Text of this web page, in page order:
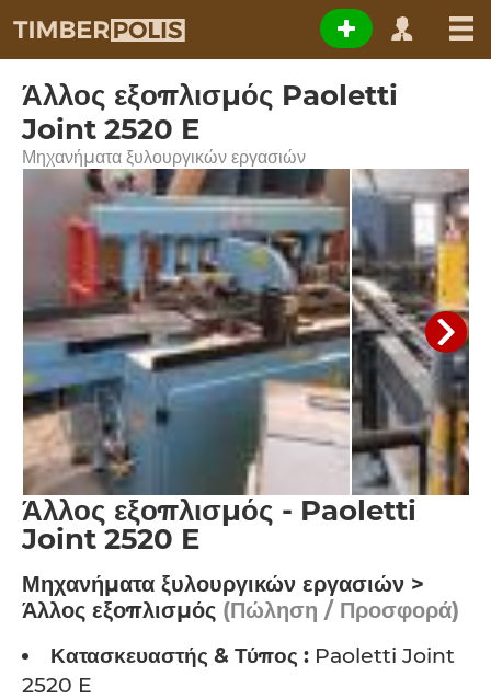
Άλλος εξοπλισμός Paoletti
Joint 2520 E
Μηχανήματα ξυλουργικών εργασιών
Άλλος εξοπλισμός - Paoletti
Joint 2520 E
Μηχανήματα ξυλουργικών εργασιών >
Άλλος εξοπλισμός (Πώληση / Προσφορά)
Κατασκευαστής & Τύπος : Paoletti Joint
2520 E